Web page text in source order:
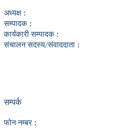
अध्यक्ष :
सम्पादक :
कार्यकारी सम्पादक :
संचालन सदस्य/संवाददाता :
सम्पर्क
फोन नम्बर :